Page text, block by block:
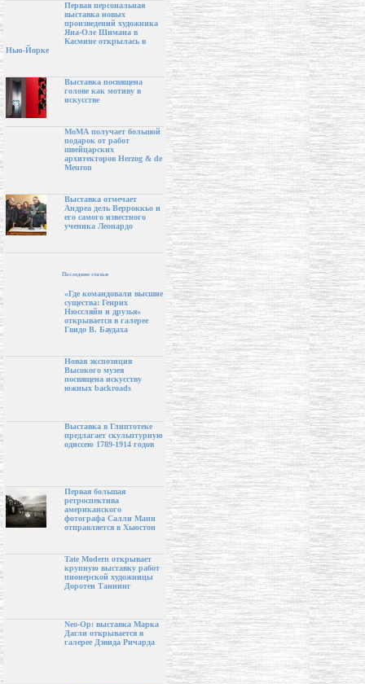
Первая персональная
выставка новых
произведений художника
Яна-Оле Шимана в
Касмине открылась в
Нью-Йорке
Выставка посвящена
голове как мотиву в
искусстве
МоМА получает большой
подарок от работ
швейцарских
архитекторов Herzog & de
Meuron
Выставка отмечает
Андреа дель Верроккьо и
его самого известного
ученика Леонардо
Последние статьи
«Где командовали высшие
существа: Генрих
Нюссляйн и друзья»
открывается в галерее
Гвидо В. Баудаха
Новая экспозиция
Высокого музея
посвящена искусству
южных backroads
Выставка в Глиптотеке
предлагает скульптурную
одиссею 1789-1914 годов
Первая большая
ретроспектива
американского
фотографа Салли Манн
отправляется в Хьюстон
Tate Modern открывает
крупную выставку работ
пионерской художницы
Доротеи Таннинг
Neo-Op: выставка Марка
Дагли открывается в
галерее Дэвида Ричарда